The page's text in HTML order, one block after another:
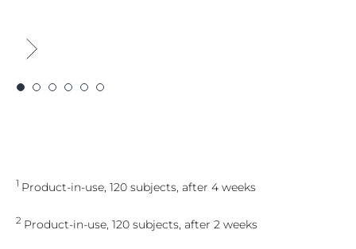
1 Product-in-use, 120 subjects, after 4 weeks
2 Product-in-use, 120 subjects, after 2 weeks